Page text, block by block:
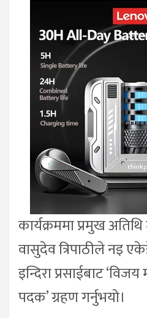
कार्यक्रममा प्रमुख
वासुदेव त्रिपाठीले नइ
इन्दिरा प्रसाईबाट
पदक’ ग्रहण गर्नुभयो।